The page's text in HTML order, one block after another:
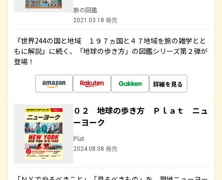
旅の図鑑
2021.03.18 発売
『世界244の国と地域 １９７ヵ国と４７地域を旅の雑学とと
もに解説』に続く、「地球の歩き方」の図鑑シリーズ第２弾が
登場！
詳細を見る
０２ 地球の歩き方 Ｐｌａｔ ニュ
ーヨーク
Plat
2024.08.08 発売